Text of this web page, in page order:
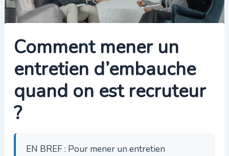
Comment mener un
entretien d’embauche
quand on est recruteur
?
EN BREF : Pour mener un entretien